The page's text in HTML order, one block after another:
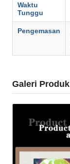
Waktu
Tunggu
Pengemasan
Galeri Produk